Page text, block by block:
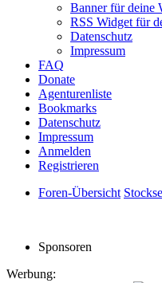
Banner für deine
RSS Widget für
Datenschutz
Impressum
FAQ
Donate
Agenturenliste
Bookmarks
Datenschutz
Impressum
Anmelden
Registrieren
Foren-Übersicht
Sponsoren
Werbung: